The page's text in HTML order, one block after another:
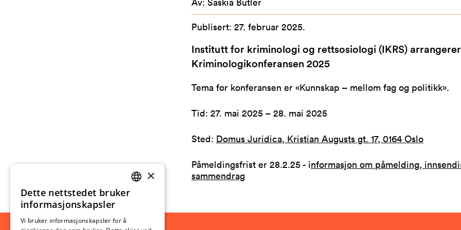
Publisert: 27. februar 2025.
Institutt for kriminologi og rettsosiologi (IKRS) arrangerer
Kriminologikonferansen 2025
Tema for konferansen er «Kunnskap – mellom fag og politikk».
Tid: 27. mai 2025 – 28. mai 2025
Sted: Domus Juridica, Kristian Augusts gt. 17, 0164 Oslo
Påmeldingsfrist er 28.2.25 - informasjon om påmelding,
sammendrag
NORWEGIAN
×
Dette nettstedet bruker
informasjonskapsler
Vi bruker informasjonskapsler for å